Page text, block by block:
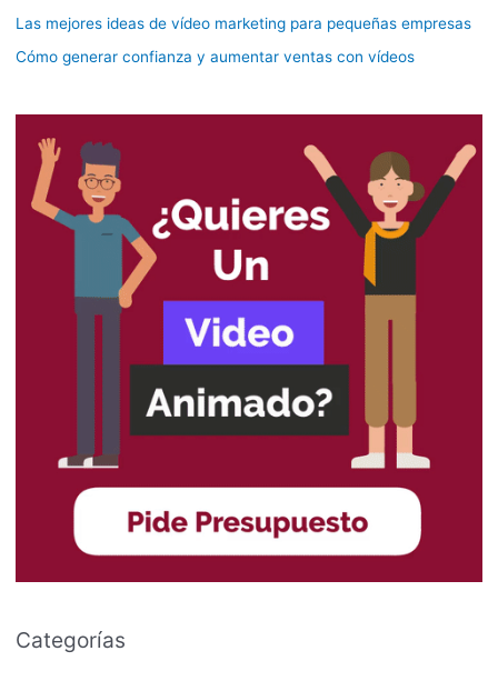
Las mejores ideas de vídeo marketing para pequeñas empresas
Cómo generar confianza y aumentar ventas con vídeos
Categorías